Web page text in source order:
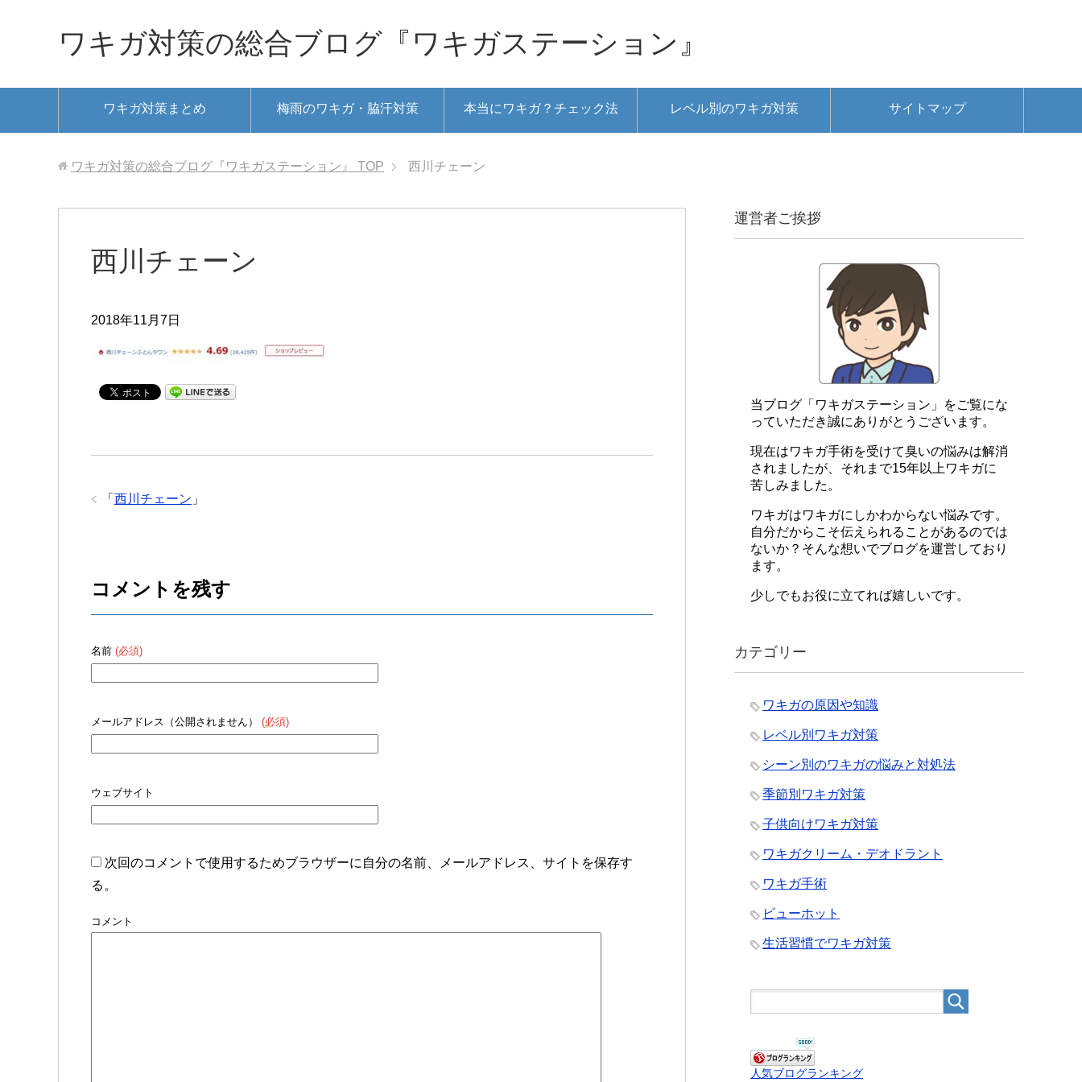
ワキガ対策の総合ブログ『ワキガステーション』
ワキガ対策まとめ 梅雨のワキガ・脇汗対策 本当にワキガ？チェック法 レベル別のワキガ対策 サイトマップ
ワキガ対策の総合ブログ『ワキガステーション』 TOP 西川チェーン
西川チェーン
2018年11月7日
「 西川チェーン 」
コメントを残す
名前 (必須)
メールアドレス（公開されません） (必須)
ウェブサイト
次回のコメントで使用するためブラウザーに自分の名前、メールアドレス、サイトを保存す
る。
コメント
運営者ご挨拶
当ブログ「ワキガステーション」をご覧にな
っていただき誠にありがとうございます。
現在はワキガ手術を受けて臭いの悩みは解消
されましたが、それまで15年以上ワキガに
苦しみました。
ワキガはワキガにしかわからない悩みです。
自分だからこそ伝えられることがあるのでは
ないか？そんな想いでブログを運営しており
ます。
少しでもお役に立てれば嬉しいです。
カテゴリー
ワキガの原因や知識
レベル別ワキガ対策
シーン別のワキガの悩みと対処法
季節別ワキガ対策
子供向けワキガ対策
ワキガクリーム・デオドラント
ワキガ手術
ビューホット
生活習慣でワキガ対策
人気ブログランキング